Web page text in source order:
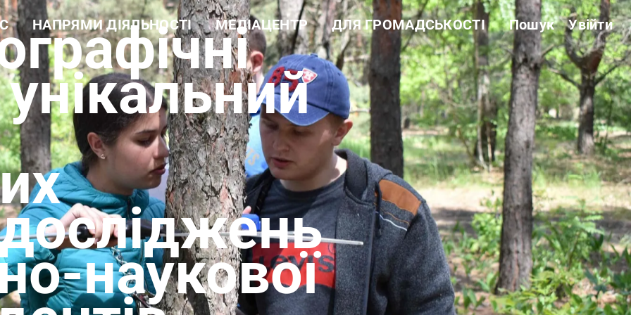
довідка
документи
НАПРЯМИ ДІЯЛЬНОСТІ
Навчальна робота
Науково-дослідна робота
Еколого-просвітницька
діяльність
Лісогосподарська
діяльність
Виробнича діяльність
Рекреаційні послуги та
екомережа
МЕДІАЦЕНТР
Новини
Фотогалерея
Відеогалерея
ДЛЯ ГРОМАДСЬКОСТІ
Звітність
Державні закупівлі
Сертифікація
Нормативні акти
Антикорупційні заходи
Пошук Увійти
наукової